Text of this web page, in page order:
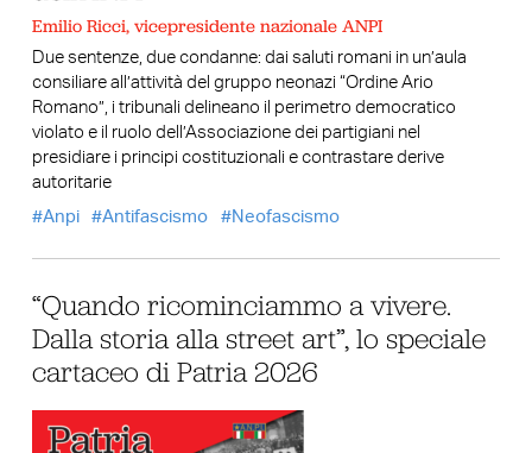
Emilio Ricci, vicepresidente nazionale ANPI
Due sentenze, due condanne: dai saluti romani in un’aula
consiliare all’attività del gruppo neonazi “Ordine Ario
Romano”, i tribunali delineano il perimetro democratico
violato e il ruolo dell’Associazione dei partigiani nel
presidiare i principi costituzionali e contrastare derive
autoritarie
Anpi
Antifascismo Neofascismo
“Quando ricominciammo a vivere.
Dalla storia alla street art”, lo speciale
cartaceo di Patria 2026